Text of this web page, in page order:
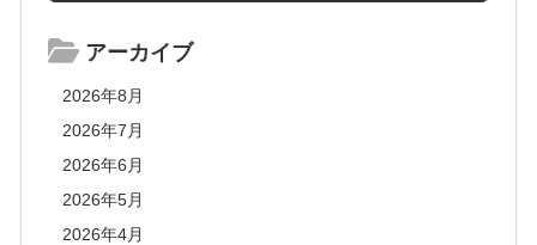
アーカイブ
2026年8月
2026年7月
2026年6月
2026年5月
2026年4月